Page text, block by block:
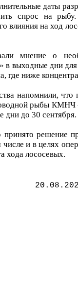
даты
спрос на
влияния на ход
мнение о
в выходные дни
где ниже
напомнили,
рыбы КМНЧ
дни до 30 сентября.
решение
и в целях
хода лососевых.